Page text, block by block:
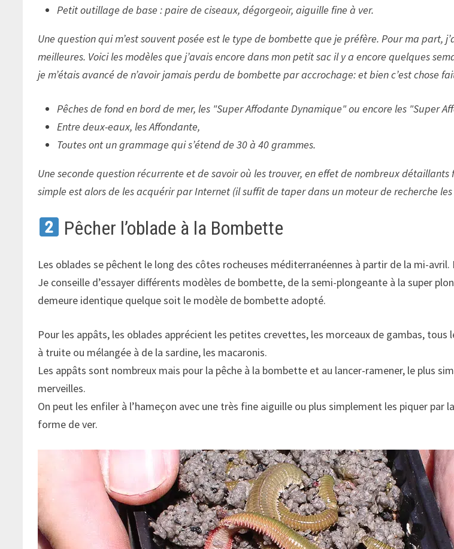
Petit outillage de base : paire de ciseaux, dégorgeoir, aiguille fine à ver.
Une question qui m’est souvent posée est le type de bombette que je préfère. Pour ma part,
meilleures. Voici les modèles que j’avais encore dans mon petit sac il y a encore quelques
je m’étais avancé de n’avoir jamais perdu de bombette par accrochage: et bien c’est chose
Pêches de fond en bord de mer, les Super Affodante Dynamique ou encore les Super
Entre deux-eaux, les Affondante,
Toutes ont un grammage qui s’étend de 30 à 40 grammes.
Une seconde question récurrente et de savoir où les trouver, en effet de nombreux
simple est alors de les acquérir par Internet (il suffit de taper dans un moteur de recherche
Pêcher l’oblade à la Bombette
Les oblades se pêchent le long des côtes rocheuses méditerranéennes à partir de la mi-
Je conseille d’essayer différents modèles de bombette, de la semi-plongeante à la super
demeure identique quelque soit le modèle de bombette adopté.
Pour les appâts, les oblades apprécient les petites crevettes, les morceaux de gambas,
à truite ou mélangée à de la sardine, les macaronis.
Les appâts sont nombreux mais pour la pêche à la bombette et au lancer-ramener, le plus
merveilles.
On peut les enfiler à l’hameçon avec une très fine aiguille ou plus simplement les piquer
forme de ver.